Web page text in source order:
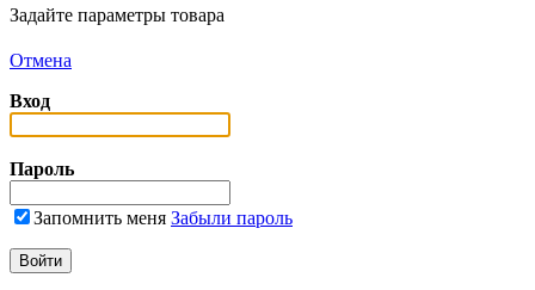
Задайте параметры товара
Отмена
Вход
Пароль
Запомнить меня Забыли пароль